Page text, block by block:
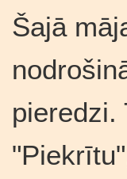
Šajā
pieredzi.